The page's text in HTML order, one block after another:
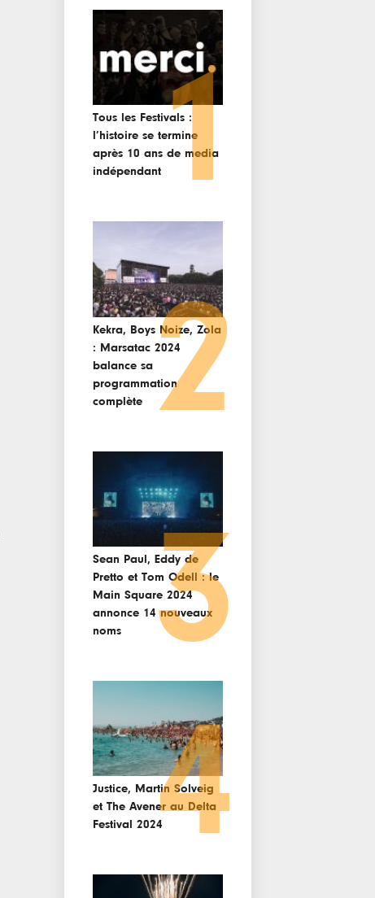
Tous les Festivals :
l’histoire se termine
après 10 ans de media
indépendant1
Kekra, Boys Noize, Zola
: Marsatac 2024
balance sa
programmation
complète
2
Sean Paul, Eddy de
Pretto et Tom Odell : le
Main Square 2024
annonce 14 nouveaux
noms
3
Justice, Martin Solveig
et The Avener au Delta
Festival 20244